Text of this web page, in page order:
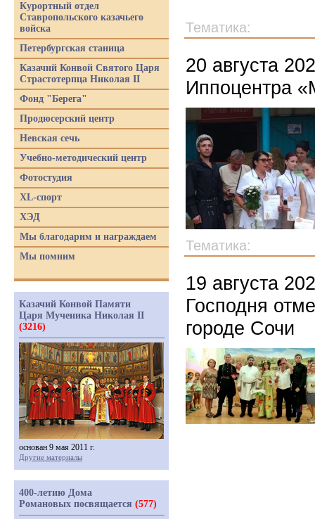
Тематика:
20 августа
Иппоцентра
Тематика:
19 августа
Господня
городе Сочи
Курортный отдел
Ставропольского казачьего
войска
Петербургская станица
Казачий Конвой Святого Царя
Страстотерпца Николая II
Фонд "Берега"
Продюсерский центр
Невская сечь
Учебно-методический центр
Фотостудия
XL-спорт
ХЭД
Мы благодарим и награждаем
Мы помним
Казачий Конвой Памяти
Царя Мученика Николая II
(3216)
основан 9 мая 2011 г.
Другие материалы
400-летию Дома
Романовых посвящается (577)